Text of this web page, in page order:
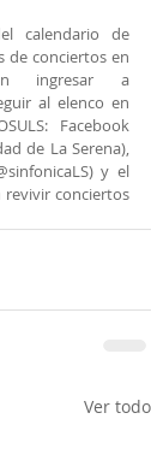
calendario de
de conciertos en
al elenco en
Facebook
de La Serena),
y el
revivir conciertos
Ver todo